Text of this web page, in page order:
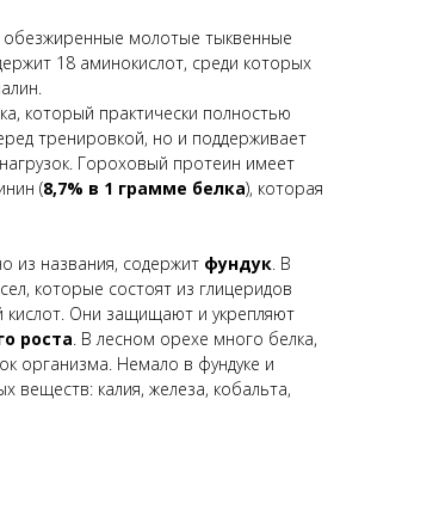
обезжиренные молотые тыквенные
18 аминокислот, среди которых
который практически полностью
тренировкой, но и поддерживает
Гороховый протеин имеет
(8,7% в 1 грамме белка), которая
из названия, содержит фундук . В
которые состоят из глицеридов
Они защищают и укрепляют
роста . В лесном орехе много белка,
организма. Немало в фундуке и
веществ: калия, железа, кобальта,